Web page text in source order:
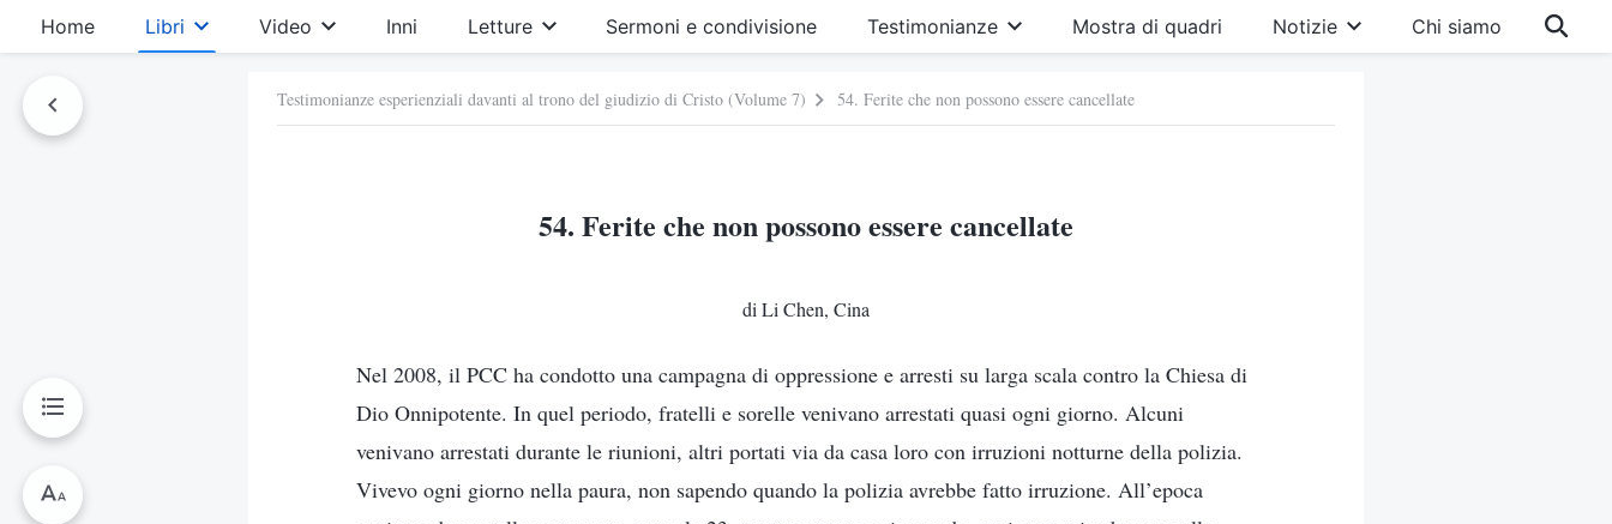
Home Libri Video Inni Letture Sermoni e condivisione Testimonianze Mostra di quadri Notizie Chi siamo
Testimonianze esperienziali davanti al trono del giudizio di Cristo (Volume 7) 54. Ferite che non possono essere cancellate
54. Ferite che non possono essere cancellate
di Li Chen, Cina
Nel 2008, il PCC ha condotto una campagna di oppressione e arresti su larga scala contro la Chiesa di
Dio Onnipotente. In quel periodo, fratelli e sorelle venivano arrestati quasi ogni giorno. Alcuni
venivano arrestati durante le riunioni, altri portati via da casa loro con irruzioni notturne della polizia.
Vivevo ogni giorno nella paura, non sapendo quando la polizia avrebbe fatto irruzione. All’epoca